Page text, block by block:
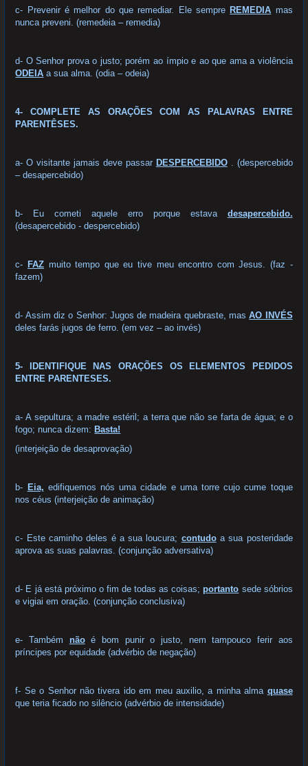
c- Prevenir é melhor do que remediar. Ele sempre REMEDIA mas
nunca preveni. (remedeia – remedia)
d- O Senhor prova o justo; porém ao ímpio e ao que ama a violência
ODEIA a sua alma. (odia – odeia)
4- COMPLETE AS ORAÇÕES COM AS PALAVRAS ENTRE
PARENTÊSES.
a- O visitante jamais deve passar DESPERCEBIDO. (despercebido
– desapercebido)
b- Eu cometi aquele erro porque estava desapercebido.
(desapercebido - despercebido)
c- FAZ muito tempo que eu tive meu encontro com Jesus. (faz -
fazem)
d- Assim diz o Senhor: Jugos de madeira quebraste, masAO INVÉS
deles farás jugos de ferro. (em vez – ao invés)
5- IDENTIFIQUE NAS ORAÇÕES OS ELEMENTOS PEDIDOS
ENTRE PARENTESES.
a- A sepultura; a madre estéril; a terra que não se farta de água; e o
fogo; nunca dizem: Basta!
(interjeição de desaprovação)
b- Eia, edifiquemos nós uma cidade e uma torre cujo cume toque
nos céus (interjeição de animação)
c- Este caminho deles é a sua loucura; contudoa sua posteridade
aprova as suas palavras. (conjunção adversativa)
d- E já está próximo o fim de todas as coisas;portanto sede sóbrios
e vigiai em oração. (conjunção conclusiva)
e- Também nãoé bom punir o justo, nem tampouco ferir aos
príncipes por equidade (advérbio de negação)
f- Se o Senhor não tivera ido em meu auxilio, a minha alma quase
que teria ficado no silêncio (advérbio de intensidade)